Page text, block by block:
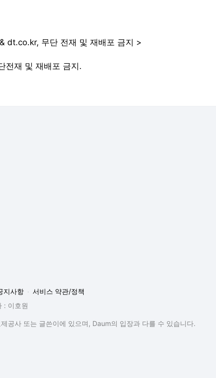
dt.co.kr, 무단 전재 및 재배포 금지 >
전재 및 재배포 금지.
지사항
서비스 약관/정책
: 이호원
공사 또는 글쓴이에 있으며, Daum의 입장과 다를 수 있습니다.